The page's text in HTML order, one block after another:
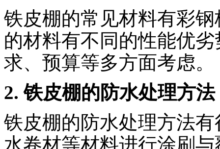
铁皮棚的常见材料有彩
的材料有不同的性能优
求、预算等多方面考虑。
2. 铁皮棚的防水处理方法
铁皮棚的防水处理方法
水卷材等材料进行涂刷